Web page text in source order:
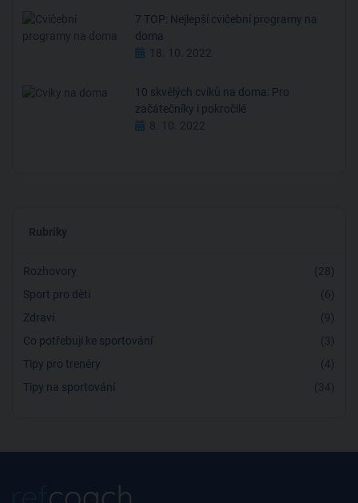
7 TOP: Nejlepší cvičební programy na
doma
18. 10. 2022
10 skvělých cviků na doma: Pro
začátečníky i pokročilé
8. 10. 2022
Rubriky
Rozhovory
(28)
Sport pro děti
(6)
Zdraví
(9)
Co potřebuji ke sportování
(3)
Tipy pro trenéry
(4)
Tipy na sportování
(34)